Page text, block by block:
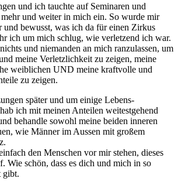
und ich tauchte auf Seminaren und
und weiter in mich ein. So wurde mir
und bewusst, was ich da für einen Zirkus
ich um mich schlug, wie verletzend ich war.
und niemanden an mich ranzulassen, um
meine Verletzlichkeit zu zeigen, meine
weiblichen UND meine kraftvolle und
zu zeigen.
später und um einige Lebens-
ich mit meinen Anteilen weitestgehend
behandle sowohl meine beiden inneren
wie Männer im Aussen mit großem
den Menschen vor mir stehen, dieses
Wie schön, dass es dich und mich in so
gibt.